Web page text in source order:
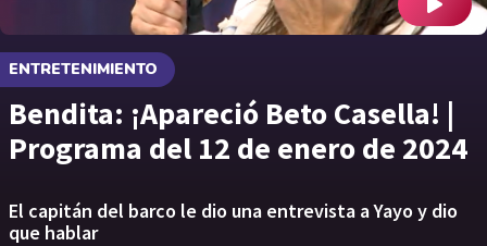
ENTRETENIMIENTO
Bendita: ¡Apareció Beto Casella! |
Programa del 12 de enero de 2024
El capitán del barco le dio una entrevista a Yayo y dio
que hablar